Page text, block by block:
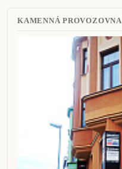
KAMENNÁ PROVOZOVNA